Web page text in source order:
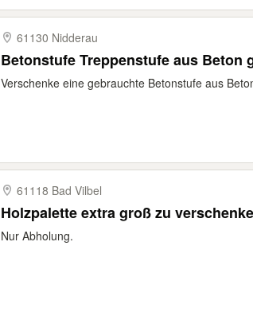
61130 Nidderau
Betonstufe Treppenstufe aus Beton
Verschenke eine gebrauchte Betonstufe aus
61118 Bad Vilbel
Holzpalette extra groß zu
Nur Abholung.